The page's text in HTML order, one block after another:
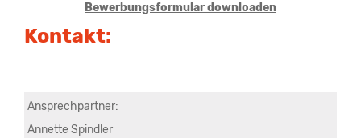
Bewerbungsformular downloaden
Kontakt:
Ansprechpartner:
Annette Spindler